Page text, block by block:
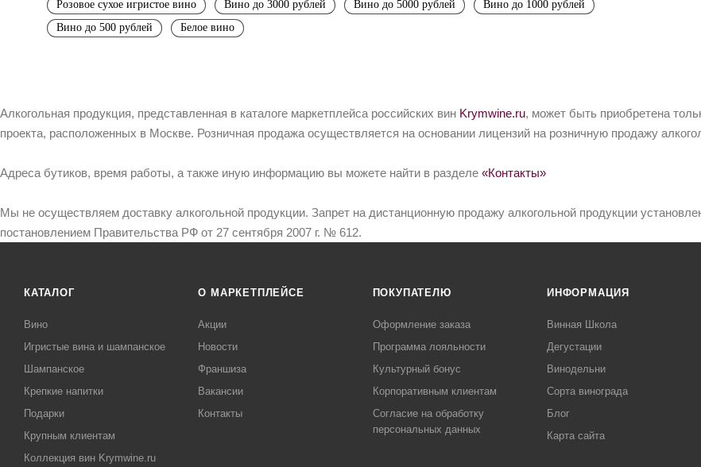
Розовое сухое игристое вино
Вино до 3000 рублей Вино до 5000 рублей
Вино до 1000 рублей
Вино до 500 рублей
Белое вино
Алкогольная продукция, представленная в каталоге маркетплейса российских вин Krymwine.ru, может быть приобретена
проекта, расположенных в Москве. Розничная продажа осуществляется на основании лицензий на розничную продажу
Адреса бутиков, время работы, а также иную информацию вы можете найти в разделе «Контакты»
Мы не осуществляем доставку алкогольной продукции. Запрет на дистанционную продажу алкогольной продукции
постановлением Правительства РФ от 27 сентября 2007 г. № 612.
КАТАЛОГ
Вино
Игристые вина и шампанское
Шампанское
Крепкие напитки
Подарки
Крупным клиентам
Коллекция вин Krymwine.ru
О МАРКЕТПЛЕЙСЕ
Акции
Новости
Франшиза
Вакансии
Контакты
ПОКУПАТЕЛЮ
Оформление заказа
Программа лояльности
Культурный бонус
Корпоративным клиентам
Согласие на обработку
персональных данных
ИНФОРМАЦИЯ
Винная Школа
Дегустации
Винодельни
Сорта винограда
Блог
Карта сайта